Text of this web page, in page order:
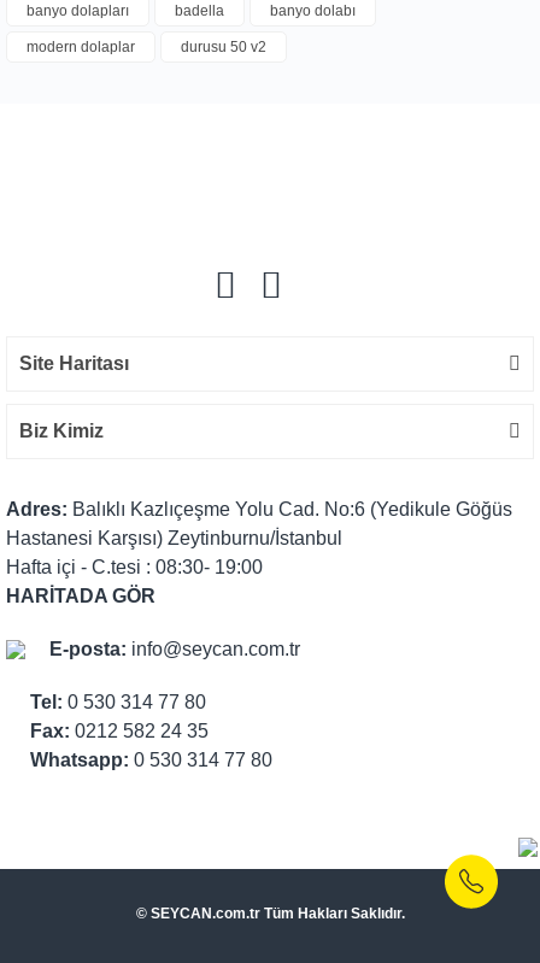
Bu ürüne ilk yorumu siz yapın!
banyo dolapları
badella banyo dolabı
modern dolaplar durusu 50 v2
Site Haritası
Biz Kimiz
Adres: Balıklı Kazlıçeşme Yolu Cad. No:6 (Yedikule Göğüs
Hastanesi Karşısı) Zeytinburnu/İstanbul
Hafta içi - C.tesi : 08:30- 19:00
HARİTADA GÖR
E-posta: info@seycan.com.tr
Tel: 0 530 314 77 80
Fax: 0212 582 24 35
Whatsapp: 0 530 314 77 80
© SEYCAN.com.tr Tüm Hakları Saklıdır.